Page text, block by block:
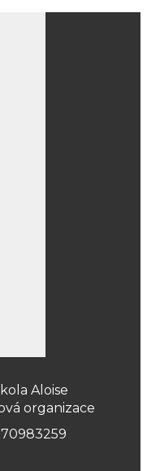
Aloise
organizace
70983259